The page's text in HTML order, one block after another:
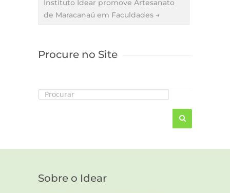
Instituto Idear promove Artesanato
de Maracanaú em Faculdades →
Procure no Site
Sobre o Idear